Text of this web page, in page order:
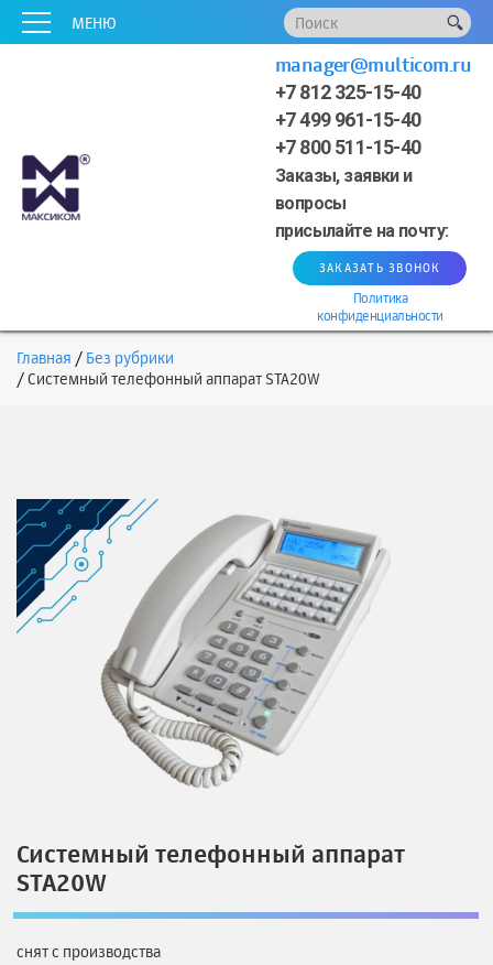
МЕНЮ
+7 812 325-15-40
+7 499 961-15-40
+7 800 511-15-40
Заказы, заявки и
вопросы
присылайте на почту:
manager@multicom.ru
ЗАКАЗАТЬ ЗВОНОК
Политика
конфиденциальности
Главная
Без рубрики
Системный телефонный аппарат STA20W
Системный телефонный аппарат
STA20W
снят с производства
xxxxx